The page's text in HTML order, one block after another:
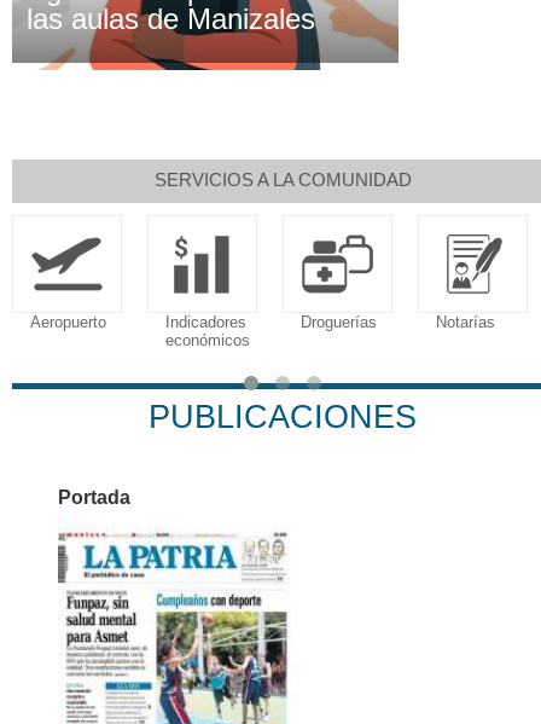
las aulas de Manizales
SERVICIOS A LA COMUNIDAD
Aeropuerto
Indicadores
económicos
Droguerías Notarías
PUBLICACIONES
Portada